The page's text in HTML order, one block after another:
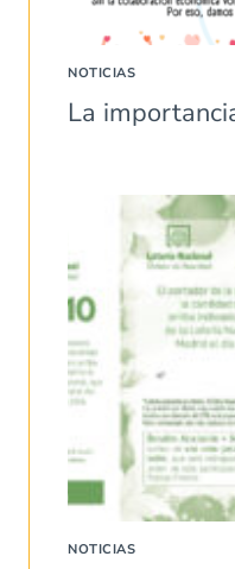
NOTICIAS
La
NOTICIAS